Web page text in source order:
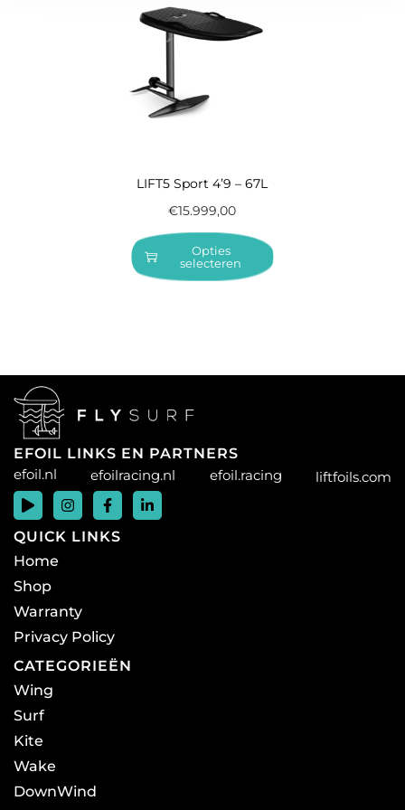
LIFT5 Sport 4’9 – 67L
€15.999,00
Opties
selecteren
EFOIL LINKS EN PARTNERS
efoil.nl
efoilracing.nl efoil.racing liftfoils.com
QUICK LINKS
Home
Shop
Warranty
Privacy Policy
CATEGORIEËN
Wing
Surf
Kite
Wake
DownWind